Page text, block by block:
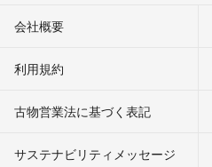
会社概要
利用規約
古物営業法に基づく表記
サステナビリティメッセージ